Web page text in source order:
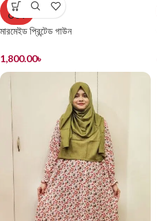
SOLD
OUT
মারমেইড প্রিন্টেড গাউন
1,800.00৳